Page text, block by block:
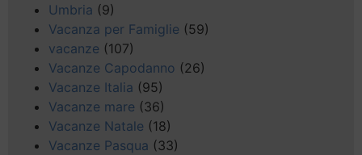
Umbria (9)
Vacanza per Famiglie (59)
vacanze (107)
Vacanze Capodanno (26)
Vacanze Italia (95)
Vacanze mare (36)
Vacanze Natale (18)
Vacanze Pasqua (33)